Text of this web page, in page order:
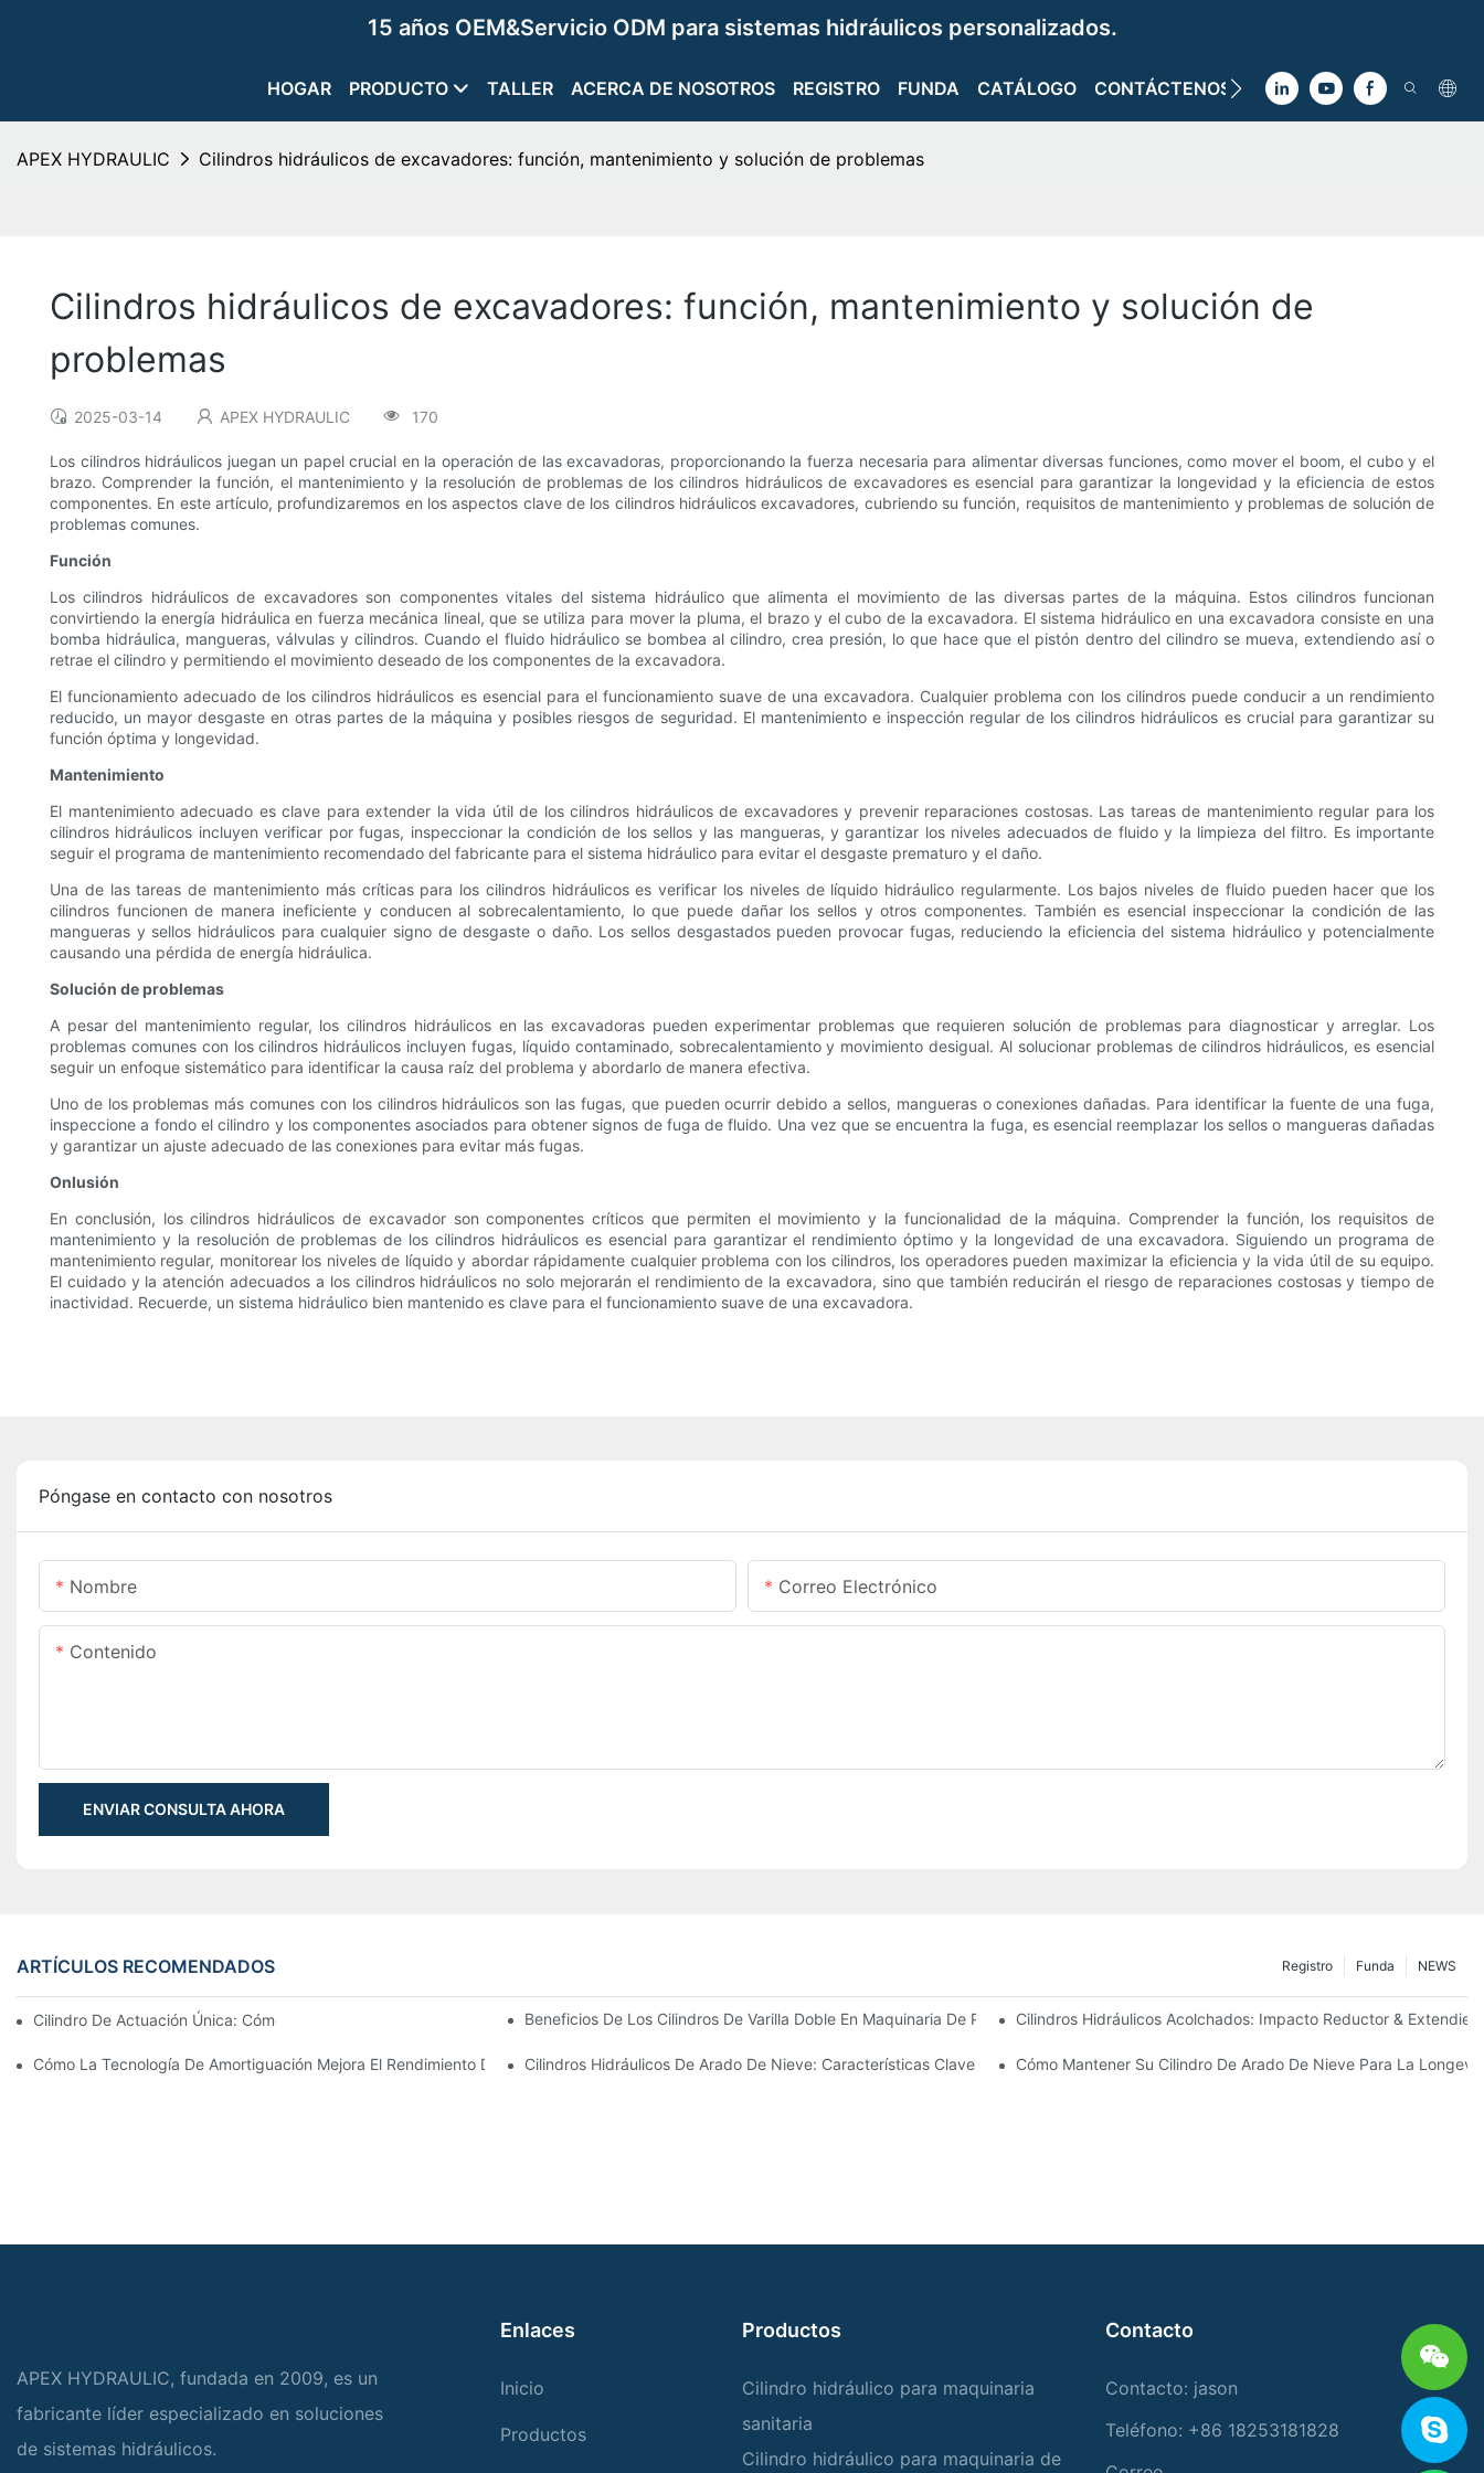
15 años OEM&Servicio ODM para sistemas hidráulicos personalizados.
HOGAR PRODUCTO TALLER ACERCA DE NOSOTROS REGISTRO FUNDA CATÁLOGO CONTÁCTENOS
APEX HYDRAULIC Cilindros hidráulicos de excavadores: función, mantenimiento y solución de problemas
Cilindros hidráulicos de excavadores: función, mantenimiento y solución de
problemas
2025-03-14 APEX HYDRAULIC 170
Los cilindros hidráulicos juegan un papel crucial en la operación de las excavadoras, proporcionando la fuerza necesaria para alimentar diversas funciones, como mover el boom, el cubo y el
brazo. Comprender la función, el mantenimiento y la resolución de problemas de los cilindros hidráulicos de excavadores es esencial para garantizar la longevidad y la eficiencia de estos
componentes. En este artículo, profundizaremos en los aspectos clave de los cilindros hidráulicos excavadores, cubriendo su función, requisitos de mantenimiento y problemas de solución de
problemas comunes.
Función
Los cilindros hidráulicos de excavadores son componentes vitales del sistema hidráulico que alimenta el movimiento de las diversas partes de la máquina. Estos cilindros funcionan
convirtiendo la energía hidráulica en fuerza mecánica lineal, que se utiliza para mover la pluma, el brazo y el cubo de la excavadora. El sistema hidráulico en una excavadora consiste en una
bomba hidráulica, mangueras, válvulas y cilindros. Cuando el fluido hidráulico se bombea al cilindro, crea presión, lo que hace que el pistón dentro del cilindro se mueva, extendiendo así o
retrae el cilindro y permitiendo el movimiento deseado de los componentes de la excavadora.
El funcionamiento adecuado de los cilindros hidráulicos es esencial para el funcionamiento suave de una excavadora. Cualquier problema con los cilindros puede conducir a un rendimiento
reducido, un mayor desgaste en otras partes de la máquina y posibles riesgos de seguridad. El mantenimiento e inspección regular de los cilindros hidráulicos es crucial para garantizar su
función óptima y longevidad.
Mantenimiento
El mantenimiento adecuado es clave para extender la vida útil de los cilindros hidráulicos de excavadores y prevenir reparaciones costosas. Las tareas de mantenimiento regular para los
cilindros hidráulicos incluyen verificar por fugas, inspeccionar la condición de los sellos y las mangueras, y garantizar los niveles adecuados de fluido y la limpieza del filtro. Es importante
seguir el programa de mantenimiento recomendado del fabricante para el sistema hidráulico para evitar el desgaste prematuro y el daño.
Una de las tareas de mantenimiento más críticas para los cilindros hidráulicos es verificar los niveles de líquido hidráulico regularmente. Los bajos niveles de fluido pueden hacer que los
cilindros funcionen de manera ineficiente y conducen al sobrecalentamiento, lo que puede dañar los sellos y otros componentes. También es esencial inspeccionar la condición de las
mangueras y sellos hidráulicos para cualquier signo de desgaste o daño. Los sellos desgastados pueden provocar fugas, reduciendo la eficiencia del sistema hidráulico y potencialmente
causando una pérdida de energía hidráulica.
Solución de problemas
A pesar del mantenimiento regular, los cilindros hidráulicos en las excavadoras pueden experimentar problemas que requieren solución de problemas para diagnosticar y arreglar. Los
problemas comunes con los cilindros hidráulicos incluyen fugas, líquido contaminado, sobrecalentamiento y movimiento desigual. Al solucionar problemas de cilindros hidráulicos, es esencial
seguir un enfoque sistemático para identificar la causa raíz del problema y abordarlo de manera efectiva.
Uno de los problemas más comunes con los cilindros hidráulicos son las fugas, que pueden ocurrir debido a sellos, mangueras o conexiones dañadas. Para identificar la fuente de una fuga,
inspeccione a fondo el cilindro y los componentes asociados para obtener signos de fuga de fluido. Una vez que se encuentra la fuga, es esencial reemplazar los sellos o mangueras dañadas
y garantizar un ajuste adecuado de las conexiones para evitar más fugas.
Onlusión
En conclusión, los cilindros hidráulicos de excavador son componentes críticos que permiten el movimiento y la funcionalidad de la máquina. Comprender la función, los requisitos de
mantenimiento y la resolución de problemas de los cilindros hidráulicos es esencial para garantizar el rendimiento óptimo y la longevidad de una excavadora. Siguiendo un programa de
mantenimiento regular, monitorear los niveles de líquido y abordar rápidamente cualquier problema con los cilindros, los operadores pueden maximizar la eficiencia y la vida útil de su equipo.
El cuidado y la atención adecuados a los cilindros hidráulicos no solo mejorarán el rendimiento de la excavadora, sino que también reducirán el riesgo de reparaciones costosas y tiempo de
inactividad. Recuerde, un sistema hidráulico bien mantenido es clave para el funcionamiento suave de una excavadora.
Póngase en contacto con nosotros
Nombre Correo Electrónico
Contenido
ENVIAR CONSULTA AHORA
ARTÍCULOS RECOMENDADOS NEWS
Funda
Registro
Cilindro De Actuación Única: Cómo Funciona & Aplicaciones ComunesBeneficios De Los Cilindros De Varilla Doble En Maquinaria De PrecisiónCilindros Hidráulicos Acolchados: Impacto Reductor &
Cómo La Tecnología De Amortiguación Mejora El Rendimiento Del Cilindro HidráulicoCilindros Hidráulicos De Arado De Nieve: Características Clave Para Condiciones De Invierno Duras
Cómo Mantener Su Cilindro De Arado De Nieve Para La
APEX HYDRAULIC, fundada en 2009, es un
fabricante líder especializado en soluciones
de sistemas hidráulicos.
Enlaces
Inicio
Productos
Productos
Cilindro hidráulico para maquinaria
sanitaria
Cilindro hidráulico para maquinaria de
Contacto
Contacto: jason
Teléfono: +86 18253181828